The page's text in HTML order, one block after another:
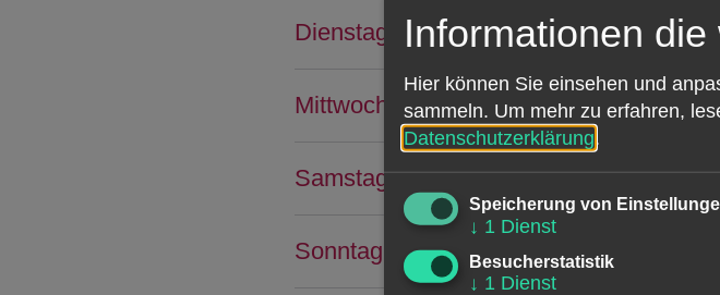
Dienstag, 16. Dezember – Familientag
Mittwoch, 17. Dezember
Samstag, 20. Dezember
Sonntag, 21. Dezember
Informationen
Hier können Sie einsehen und
sammeln. Um mehr zu erfahren,
Datenschutzerklärung .
Speicherung von
↓ 1 Dienst
Besucherstatistik
↓ 1 Dienst